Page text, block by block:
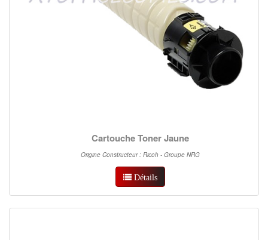
Cartouche Toner Jaune
Origine Constructeur : Ricoh - Groupe NRG
Détails